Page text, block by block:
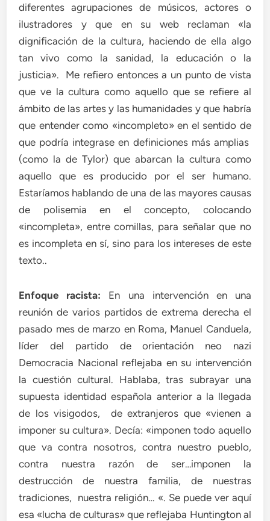
diferentes agrupaciones de músicos, actores o
ilustradores y que en su web reclaman «la
dignificación de la cultura, haciendo de ella algo
tan vivo como la sanidad, la educación o la
justicia». Me refiero entonces a un punto de vista
que ve la cultura como aquello que se refiere al
ámbito de las artes y las humanidades y que habría
que entender como «incompleto» en el sentido de
que podría integrase en definiciones más amplias
(como la de Tylor) que abarcan la cultura como
aquello que es producido por el ser humano.
Estaríamos hablando de una de las mayores causas
de polisemia en el concepto, colocando
«incompleta», entre comillas, para señalar que no
es incompleta en sí, sino para los intereses de este
texto..
Enfoque racista: En una intervención en una
reunión de varios partidos de extrema derecha el
pasado mes de marzo en Roma, Manuel Canduela,
líder del partido de orientación neo nazi
Democracia Nacional reflejaba en su intervención
la cuestión cultural. Hablaba, tras subrayar una
supuesta identidad española anterior a la llegada
de los visigodos, de extranjeros que «vienen a
imponer su cultura». Decía: «imponen todo aquello
que va contra nosotros, contra nuestro pueblo,
contra nuestra razón de ser…imponen la
destrucción de nuestra familia, de nuestras
tradiciones, nuestra religión… «. Se puede ver aquí
esa «lucha de culturas» que reflejaba Huntington al